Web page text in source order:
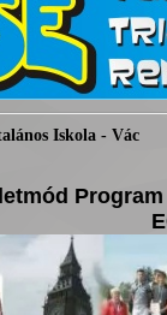
Iskola - Vác